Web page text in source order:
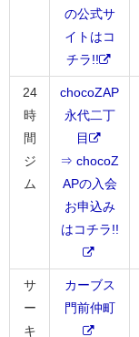
の公式サ
イトはコ
チラ!!
24
時
間
ジ
ム
chocoZAP
永代二丁
目
⇒ chocoZ
APの入会
お申込み
はコチラ!!
サ
ー
キ
カーブス
門前仲町